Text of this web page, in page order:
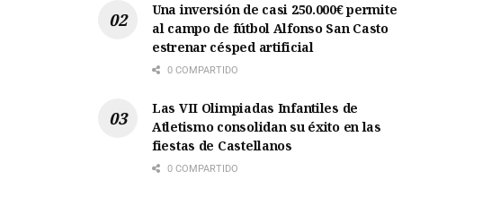
Una inversión de casi 250.000€ permite
al campo de fútbol Alfonso San Casto
estrenar césped artificial
0 COMPARTIDO
Las VII Olimpiadas Infantiles de
Atletismo consolidan su éxito en las
fiestas de Castellanos
0 COMPARTIDO